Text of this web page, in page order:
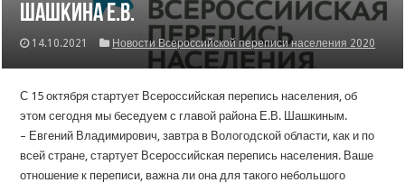
Шашкина Е.В.
14.10.2021 Новости Всероссийской переписи населения 2020
С 15 октября стартует Всероссийская перепись населения, об
этом сегодня мы беседуем с главой района Е.В. Шашкиным.
– Евгений Владимирович, завтра в Вологодской области, как и по
всей стране, стартует Всероссийская перепись населения. Ваше
отношение к переписи, важна ли она для такого небольшого